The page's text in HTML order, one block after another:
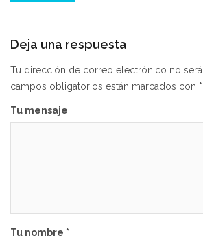
Deja una respuesta
Tu dirección de correo electrónico no será
campos obligatorios están marcados con *
Tu mensaje
Tu nombre *